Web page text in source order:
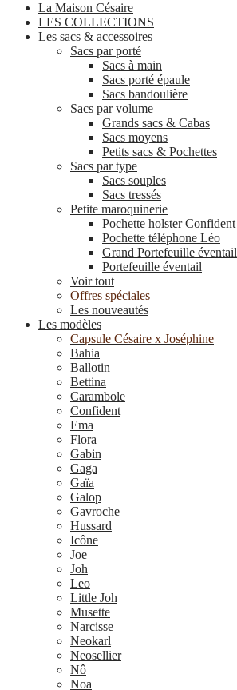
La Maison Césaire
LES COLLECTIONS
Les sacs & accessoires
Sacs par porté
Sacs à main
Sacs porté épaule
Sacs bandoulière
Sacs par volume
Grands sacs & Cabas
Sacs moyens
Petits sacs & Pochettes
Sacs par type
Sacs souples
Sacs tressés
Petite maroquinerie
Pochette holster Confident
Pochette téléphone Léo
Grand Portefeuille éventail
Portefeuille éventail
Voir tout
Offres spéciales
Les nouveautés
Les modèles
Capsule Césaire x Joséphine
Bahia
Ballotin
Bettina
Carambole
Confident
Ema
Flora
Gabin
Gaga
Gaïa
Galop
Gavroche
Hussard
Icône
Joe
Joh
Leo
Little Joh
Musette
Narcisse
Neokarl
Neosellier
Nô
Noa